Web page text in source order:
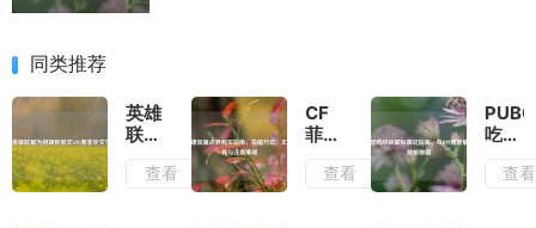
同类推荐
英雄
联盟
为何
简称
查看
CF
菲律
宾服
点券
查看
PUBG
吃鸡
终极
鼠标
查看